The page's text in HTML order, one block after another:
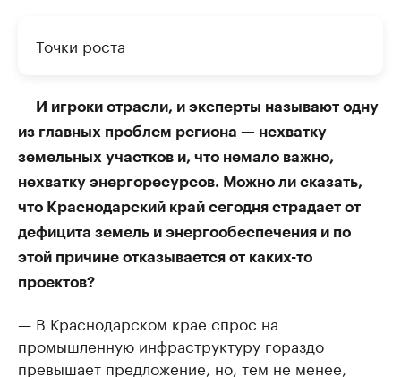
Точки роста
— И игроки отрасли, и эксперты называют одну
из главных проблем региона — нехватку
земельных участков и, что немало важно,
нехватку энергоресурсов. Можно ли сказать,
что Краснодарский край сегодня страдает от
дефицита земель и энергообеспечения и по
этой причине отказывается от каких-то
проектов?
— В Краснодарском крае спрос на
промышленную инфраструктуру гораздо
превышает предложение, но, тем не менее,